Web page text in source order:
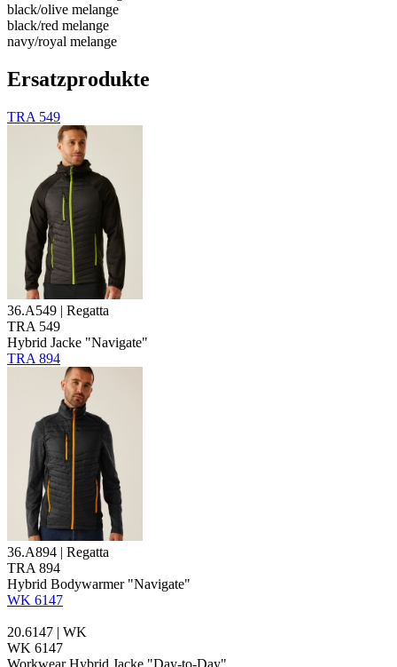
black/​olive melange
black/​red melange
navy/​royal melange
Ersatzprodukte
TRA 549
36.A549 | Regatta
TRA 549
Hybrid Jacke "Navigate"
TRA 894
36.A894 | Regatta
TRA 894
Hybrid Bodywarmer "Navigate"
WK 6147
20.6147 | WK
WK 6147
WorkwearHybrid Jacke "Day-to-Day"